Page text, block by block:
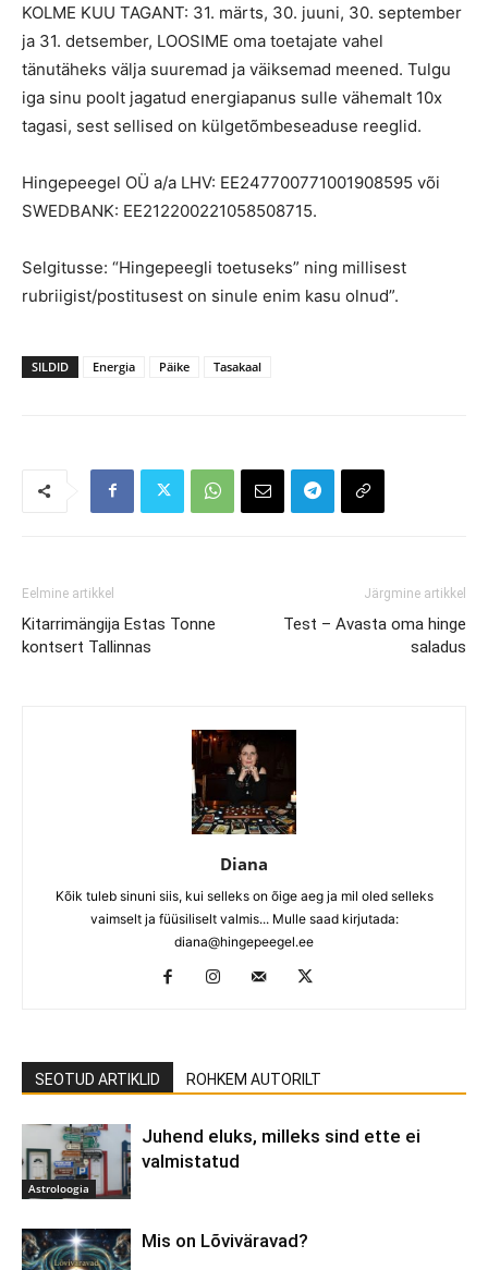
KOLME KUU TAGANT: 31. märts, 30. juuni, 30. september
ja 31. detsember, LOOSIME oma toetajate vahel
tänutäheks välja suuremad ja väiksemad meened. Tulgu
iga sinu poolt jagatud energiapanus sulle vähemalt 10x
tagasi, sest sellised on külgetõmbeseaduse reeglid.
Hingepeegel OÜ a/a LHV: EE247700771001908595 või
SWEDBANK: EE212200221058508715.
Selgitusse: “Hingepeegli toetuseks” ning millisest
rubriigist/postitusest on sinule enim kasu olnud”.
SILDID Energia Päike Tasakaal
Eelmine artikkel
Kitarrimängija Estas Tonne
kontsert Tallinnas
Järgmine artikkel
Test – Avasta oma hinge
saladus
Diana
Kõik tuleb sinuni siis, kui selleks on õige aeg ja mil oled selleks
vaimselt ja füüsiliselt valmis... Mulle saad kirjutada:
diana@hingepeegel.ee
SEOTUD ARTIKLID ROHKEM AUTORILT
Astroloogia
Juhend eluks, milleks sind ette ei
valmistatud
Mis on Lõviväravad?